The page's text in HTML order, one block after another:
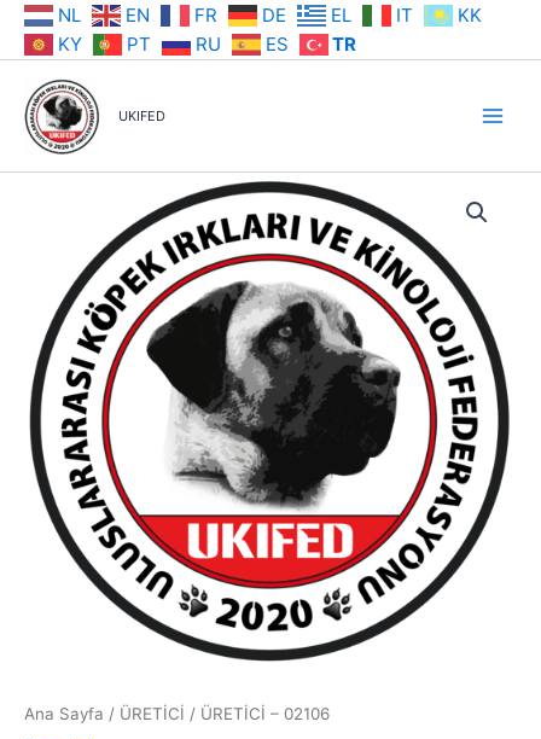
İçeriğe NL EN FR DE EL IT
KK
KY
PT RU ES TR
UKIFED
Ana Sayfa / ÜRETİCİ / ÜRETİCİ – 02106